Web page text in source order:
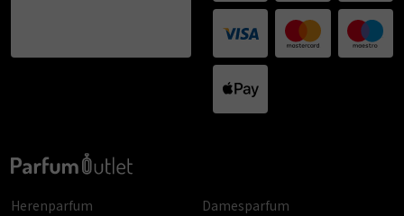
Herenparfum
Damesparfum